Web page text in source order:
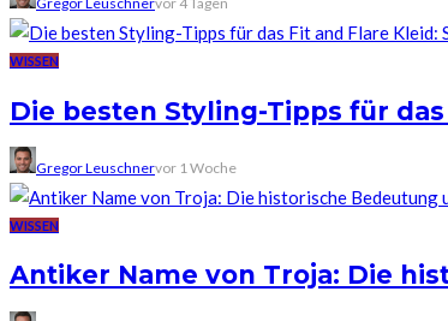
WISSEN
Die besten Styling-Tipps für
Gregor Leuschnervor 1 Woche
WISSEN
Antiker Name von Troja: Die